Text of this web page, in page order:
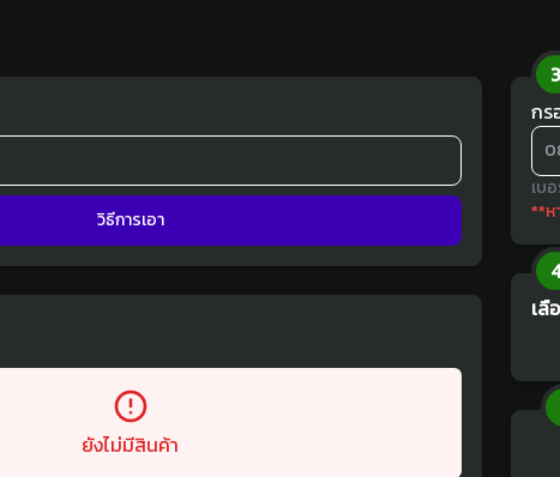
วิธีการเอา
ยังไม่มีสินค้า
3
กร
เบ
**ห
4
เลื